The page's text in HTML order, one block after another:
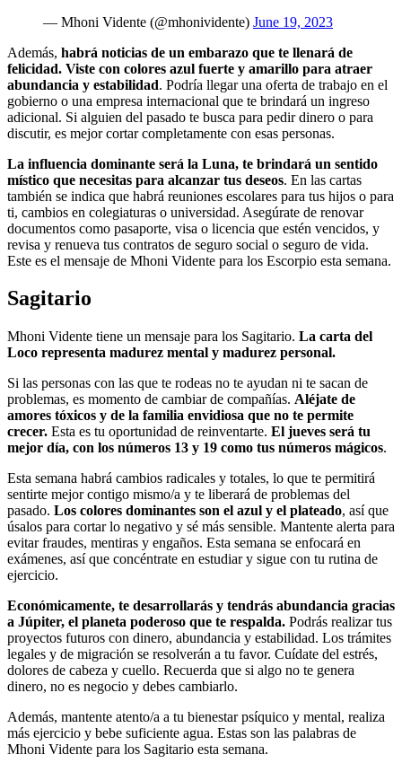
— Mhoni Vidente (@mhonividente) June 19, 2023
Además, habrá noticias de un embarazo que te llenará de
felicidad. Viste con colores azul fuerte y amarillo para atraer
abundancia y estabilidad. Podría llegar una oferta de trabajo en el
gobierno o una empresa internacional que te brindará un ingreso
adicional. Si alguien del pasado te busca para pedir dinero o para
discutir, es mejor cortar completamente con esas personas.
La influencia dominante será la Luna, te brindará un sentido
místico que necesitas para alcanzar tus deseos. En las cartas
también se indica que habrá reuniones escolares para tus hijos o para
ti, cambios en colegiaturas o universidad. Asegúrate de renovar
documentos como pasaporte, visa o licencia que estén vencidos, y
revisa y renueva tus contratos de seguro social o seguro de vida.
Este es el mensaje de Mhoni Vidente para los Escorpio esta semana.
Sagitario
Mhoni Vidente tiene un mensaje para los Sagitario. La carta del
Loco representa madurez mental y madurez personal.
Si las personas con las que te rodeas no te ayudan ni te sacan de
problemas, es momento de cambiar de compañías. Aléjate de
amores tóxicos y de la familia envidiosa que no te permite
crecer. Esta es tu oportunidad de reinventarte. El jueves será tu
mejor día, con los números 13 y 19 como tus números mágicos.
Esta semana habrá cambios radicales y totales, lo que te permitirá
sentirte mejor contigo mismo/a y te liberará de problemas del
pasado. Los colores dominantes son el azul y el plateado, así que
úsalos para cortar lo negativo y sé más sensible. Mantente alerta para
evitar fraudes, mentiras y engaños. Esta semana se enfocará en
exámenes, así que concéntrate en estudiar y sigue con tu rutina de
ejercicio.
Económicamente, te desarrollarás y tendrás abundancia gracias
a Júpiter, el planeta poderoso que te respalda. Podrás realizar tus
proyectos futuros con dinero, abundancia y estabilidad. Los trámites
legales y de migración se resolverán a tu favor. Cuídate del estrés,
dolores de cabeza y cuello. Recuerda que si algo no te genera
dinero, no es negocio y debes cambiarlo.
Además, mantente atento/a a tu bienestar psíquico y mental, realiza
más ejercicio y bebe suficiente agua. Estas son las palabras de
Mhoni Vidente para los Sagitario esta semana.